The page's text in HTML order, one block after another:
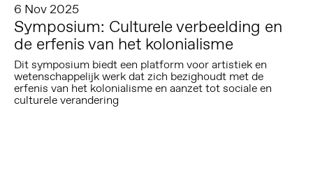
6 Nov 2025
Symposium: Culturele verbeelding en
de erfenis van het kolonialisme
Dit symposium biedt een platform voor artistiek en
wetenschappelijk werk dat zich bezighoudt met de
erfenis van het kolonialisme en aanzet tot sociale en
culturele verandering